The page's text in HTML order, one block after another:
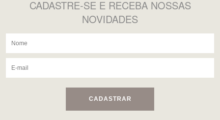
CADASTRE-SE E RECEBA NOSSAS
NOVIDADES
CADASTRAR